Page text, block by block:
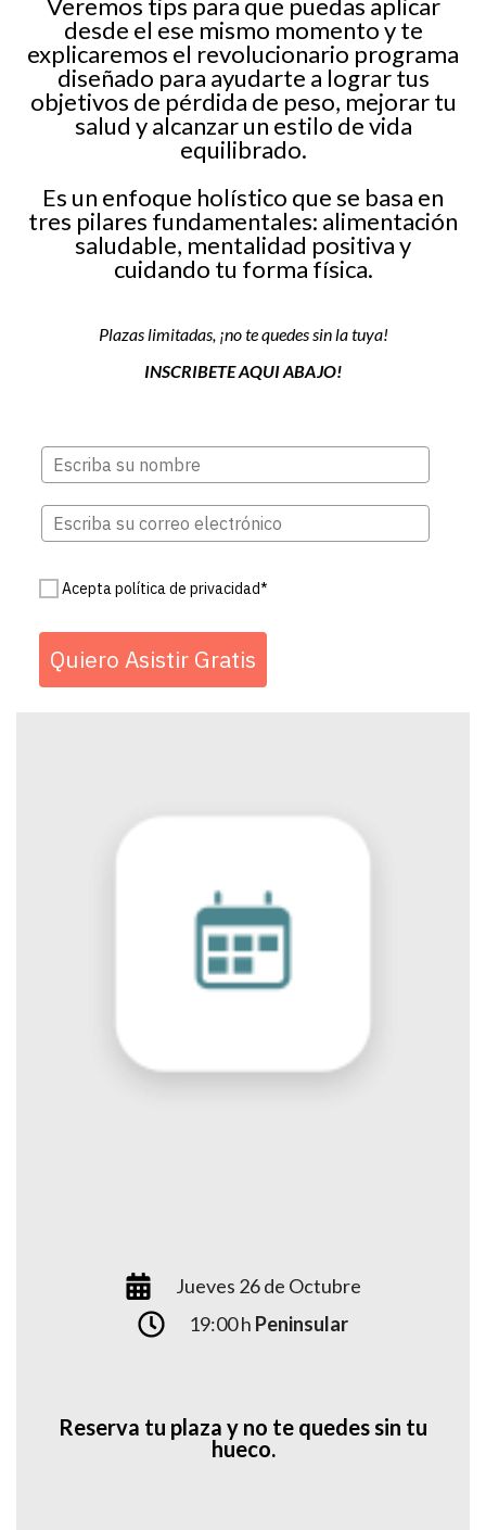
Veremos tips para que puedas aplicar
desde el ese mismo momento y te
explicaremos el revolucionario programa
diseñado para ayudarte a lograr tus
objetivos de pérdida de peso, mejorar tu
salud y alcanzar un estilo de vida
equilibrado.
Es un enfoque holístico que se basa en
tres pilares fundamentales: alimentación
saludable, mentalidad positiva y
cuidando tu forma física.
Plazas limitadas, ¡no te quedes sin la tuya!
INSCRIBETE AQUI ABAJO!
Acepta política de privacidad*
Quiero Asistir Gratis
Jueves 26 de Octubre
19:00 h Peninsular
Reserva tu plaza y no te quedes sin tu
hueco.